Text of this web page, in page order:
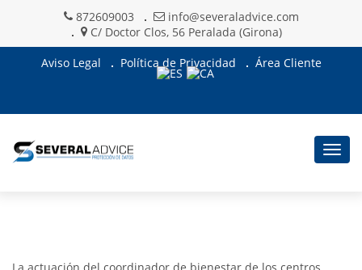
872609003
info@severaladvice.com
C/ Doctor Clos, 56 Peralada (Girona)
Aviso Legal
Política de Privacidad Área Cliente